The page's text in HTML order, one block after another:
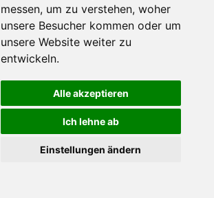
messen, um zu verstehen, woher
unsere Besucher kommen oder um
unsere Website weiter zu
entwickeln.
Alle akzeptieren
Ich lehne ab
Einstellungen ändern